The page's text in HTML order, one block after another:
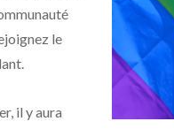
le
il y aura